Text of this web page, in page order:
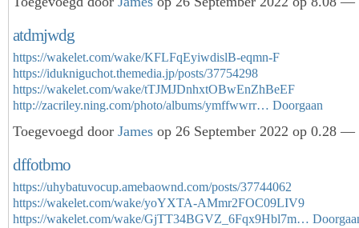
atdmjwdg
https://wakelet.com/wake/KFLFqEyiwdislB-eqmn-F
https://idukniguchot.themedia.jp/posts/37754298
https://wakelet.com/wake/tTJMJDnhxtOBwEnZhBeEF
http://zacriley.ning.com/photo/albums/ymffwwrr… Doorgaan
Toegevoegd door James op 26 September 2022 op 0.28 —
dffotbmo
https://uhybatuvocup.amebaownd.com/posts/37744062
https://wakelet.com/wake/yoYXTA-AMmr2FOC09LIV9
https://wakelet.com/wake/GjTT34BGVZ_6Fqx9Hbl7m…